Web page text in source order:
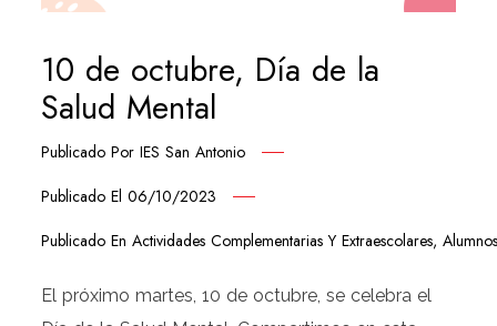
10 de octubre, Día de la
Salud Mental
Publicado PorIES San Antonio
Publicado El06/10/2023
Publicado EnActividades Complementarias Y Extraescolares,
El próximo martes, 10 de octubre, se celebra el